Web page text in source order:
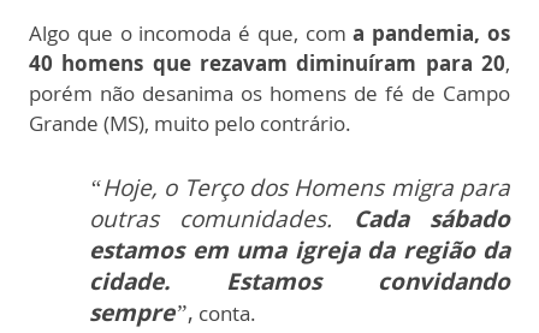
Algo que o incomoda é que, coma pandemia, os
40 homens que rezavam diminuíram para 20,
porém não desanima os homens de fé de Campo
Grande (MS), muito pelo contrário.
“Hoje, o Terço dos Homens migra para
outras comunidades. Cada sábado
estamos em uma igreja da região da
cidade. Estamos convidando
sempre”, conta.